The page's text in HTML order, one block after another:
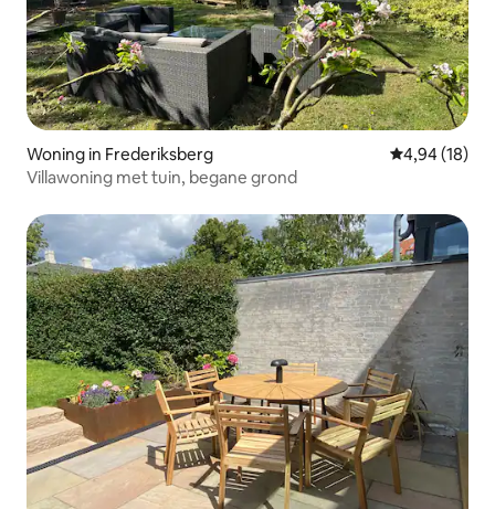
Woning in Frederiksberg Gemiddelde
4,94 (18)
Villawoning met tuin, begane grond